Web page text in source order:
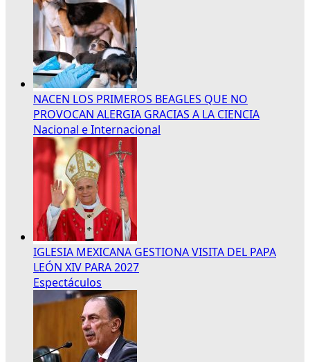
NACEN LOS PRIMEROS BEAGLES QUE NO
PROVOCAN ALERGIA GRACIAS A LA CIENCIA
Nacional e Internacional
IGLESIA MEXICANA GESTIONA VISITA DEL PAPA
LEÓN XIV PARA 2027
Espectáculos